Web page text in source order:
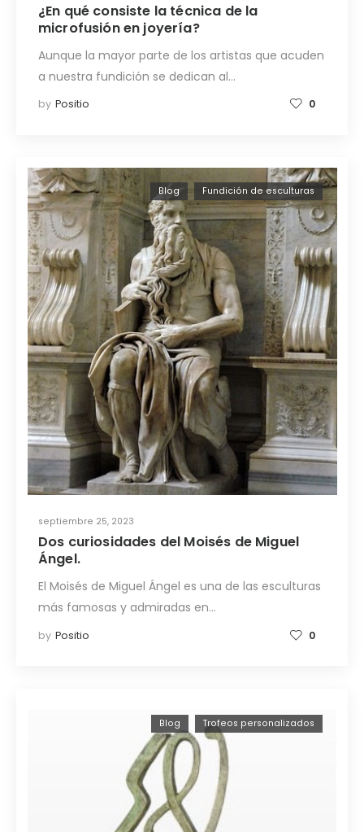
¿En qué consiste la técnica de la
microfusión en joyería?
Aunque la mayor parte de los artistas que acuden
a nuestra fundición se dedican al…
by Positio 0
septiembre 25, 2023
Blog Fundición de esculturas
Dos curiosidades del Moisés de Miguel
Ángel.
El Moisés de Miguel Ángel es una de las esculturas
más famosas y admiradas en…
by Positio 0
Blog Trofeos personalizados